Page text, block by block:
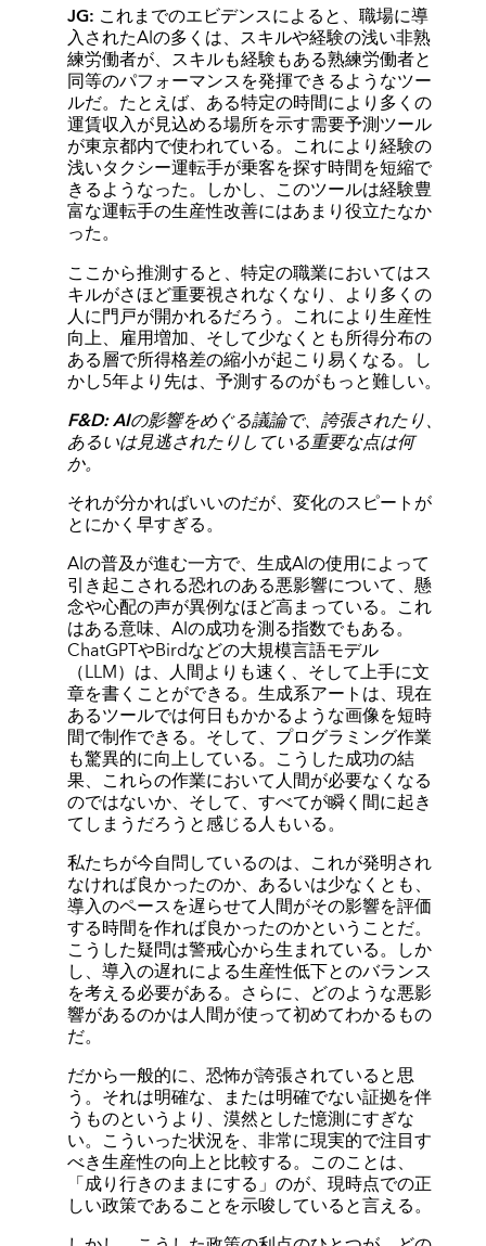
JG: これまでのエビデンスによると、職場に導
入されたAIの多くは、スキルや経験の浅い非熟
練労働者が、スキルも経験もある熟練労働者と
同等のパフォーマンスを発揮できるようなツー
ルだ。たとえば、ある特定の時間により多くの
運賃収入が見込める場所を示す需要予測ツール
が東京都内で使われている。これにより経験の
浅いタクシー運転手が乗客を探す時間を短縮で
きるようなった。しかし、このツールは経験豊
富な運転手の生産性改善にはあまり役立たなか
った。
ここから推測すると、特定の職業においてはス
キルがさほど重要視されなくなり、より多くの
人に門戸が開かれるだろう。これにより生産性
向上、雇用増加、そして少なくとも所得分布の
ある層で所得格差の縮小が起こり易くなる。し
かし5年より先は、予測するのがもっと難しい。
F&D: AIの影響をめぐる議論で、誇張されたり、
あるいは見逃されたりしている重要な点は何
か。
それが分かればいいのだが、変化のスピートが
とにかく早すぎる。
AIの普及が進む一方で、生成AIの使用によって
引き起こされる恐れのある悪影響について、懸
念や心配の声が異例なほど高まっている。これ
はある意味、AIの成功を測る指数でもある。
ChatGPTやBirdなどの大規模言語モデル
（LLM）は、人間よりも速く、そして上手に文
章を書くことができる。生成系アートは、現在
あるツールでは何日もかかるような画像を短時
間で制作できる。そして、プログラミング作業
も驚異的に向上している。こうした成功の結
果、これらの作業において人間が必要なくなる
のではないか、そして、すべてが瞬く間に起き
てしまうだろうと感じる人もいる。
私たちが今自問しているのは、これが発明され
なければ良かったのか、あるいは少なくとも、
導入のペースを遅らせて人間がその影響を評価
する時間を作れば良かったのかということだ。
こうした疑問は警戒心から生まれている。しか
し、導入の遅れによる生産性低下とのバランス
を考える必要がある。さらに、どのような悪影
響があるのかは人間が使って初めてわかるもの
だ。
だから一般的に、恐怖が誇張されていると思
う。それは明確な、または明確でない証拠を伴
うものというより、漠然とした憶測にすぎな
い。こういった状況を、非常に現実的で注目す
べき生産性の向上と比較する。このことは、
「成り行きのままにする」のが、現時点での正
しい政策であることを示唆していると言える。